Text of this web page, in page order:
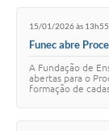
15/01/2026 às 13h55
Funec abre
A Fundação de
abertas para o
formação de